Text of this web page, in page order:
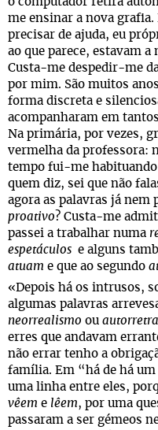
me ensinar a nova grafia.
precisar de ajuda, eu
ao que parece, estavam
Custa-me despedir-me
por mim. São muitos
forma discreta e
acompanharam em
Na primária, por vezes,
vermelha da professora:
tempo fui-me
quem diz, sei que não
agora as palavras já nem
proativo ? Custa-me
passei a trabalhar numa
espetáculos e alguns
atuam e que ao segundo
«Depois há os intrusos,
algumas palavras
neorrealismo ou
erres que andavam
não errar tenho a
família. Em “há de há
uma linha entre eles,
vêem e lêem, por uma
passaram a ser gémeos